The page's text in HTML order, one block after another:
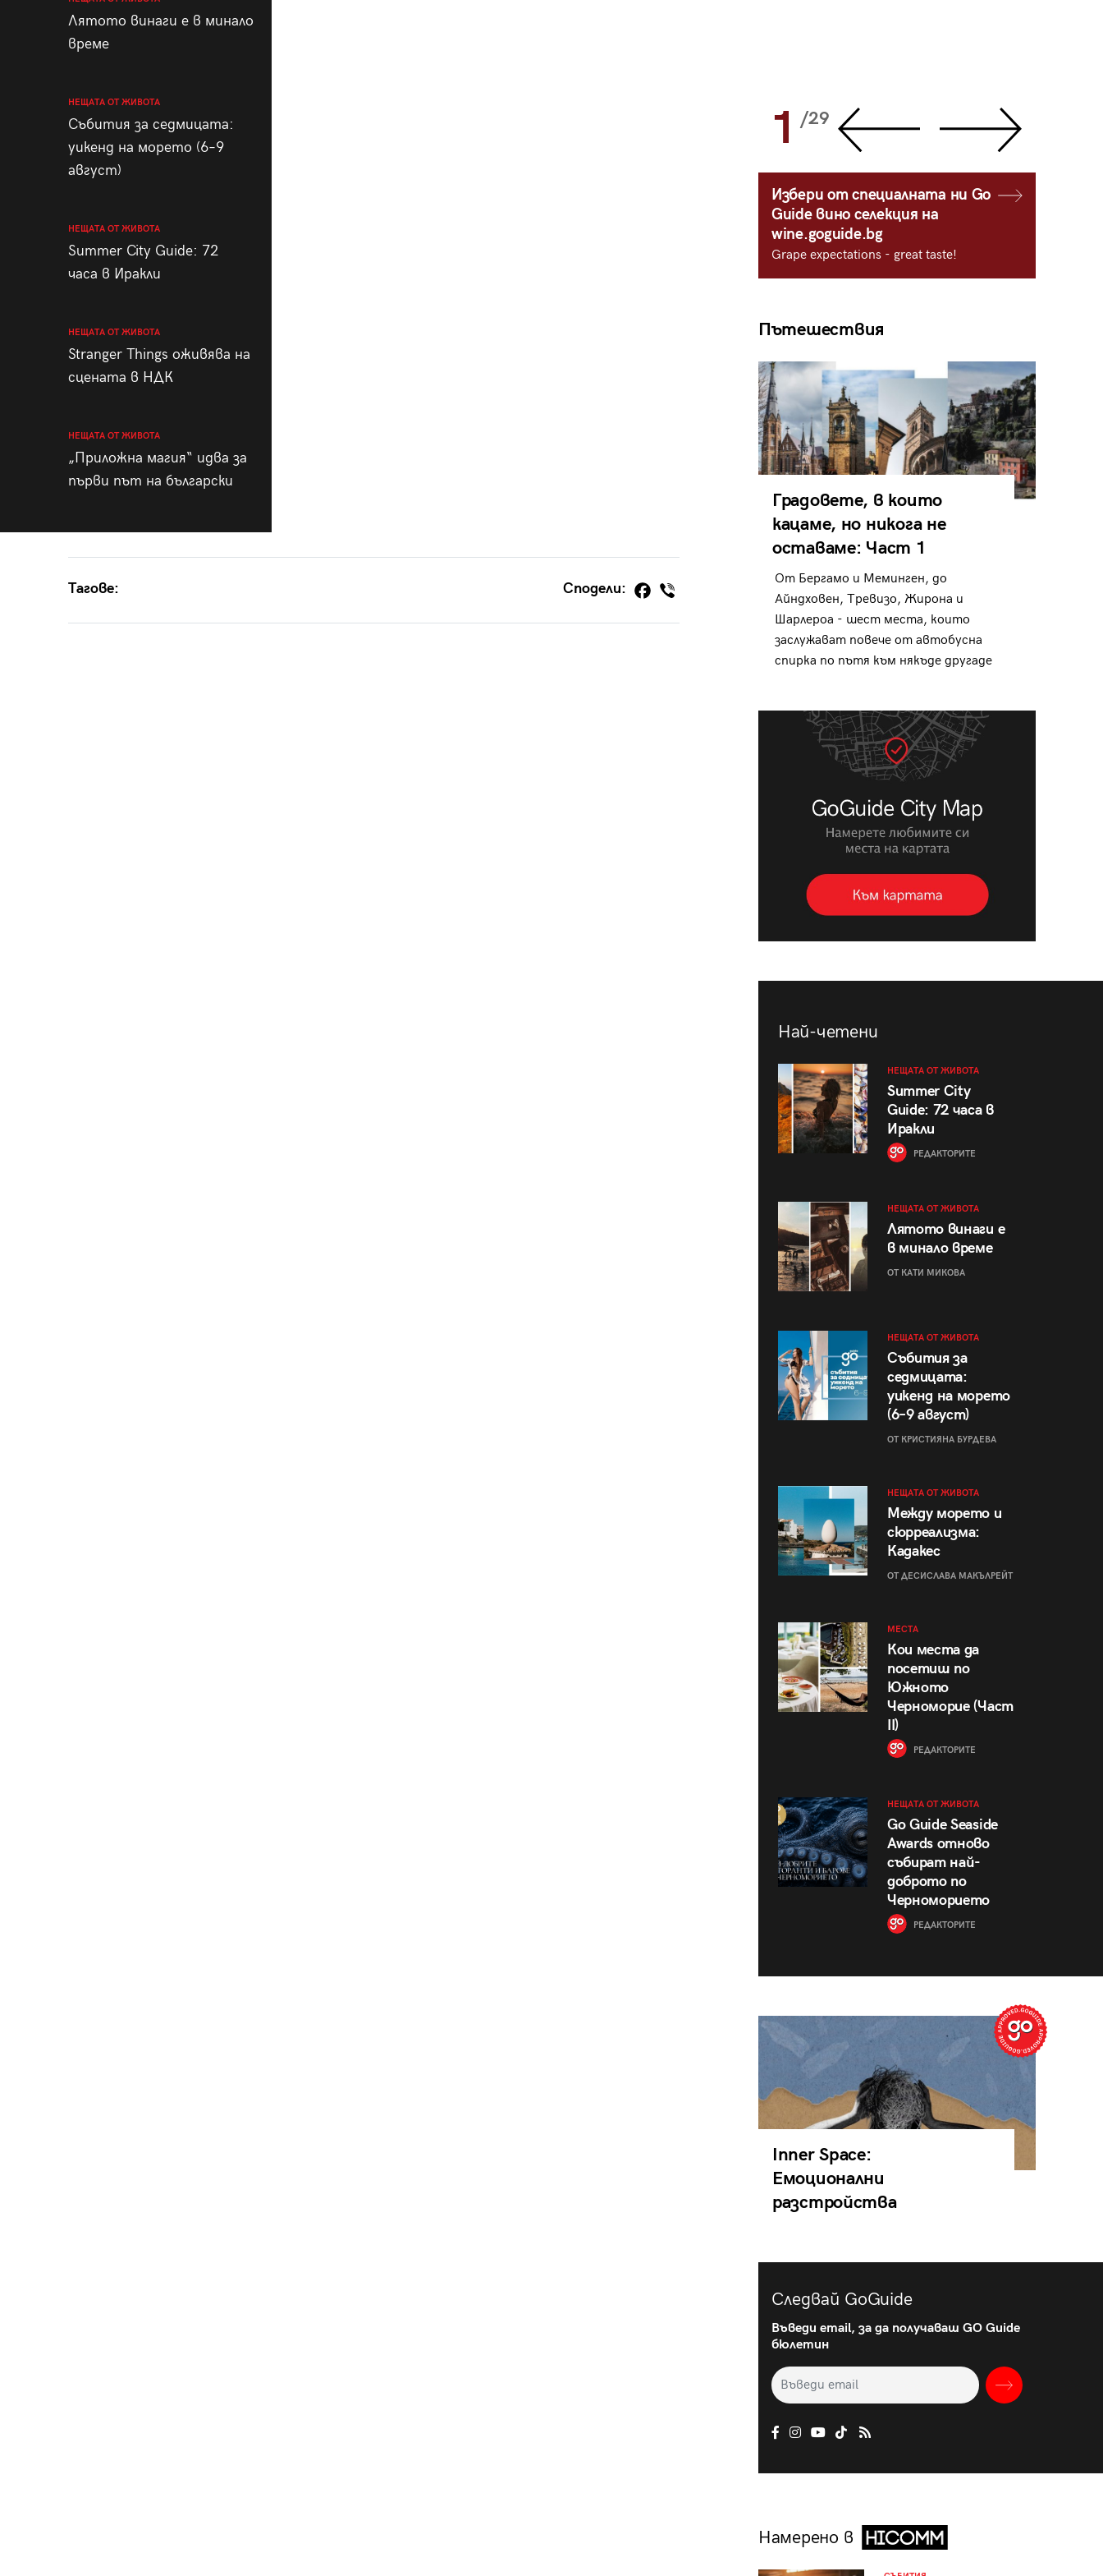
Лятото винаги е в минало
време
НЕЩАТА ОТ ЖИВОТА
Събития за седмицата:
уикенд на морето (6–9
август)
НЕЩАТА ОТ ЖИВОТА
Summer City Guide: 72
часа в Иракли
НЕЩАТА ОТ ЖИВОТА
Stranger Things оживява на
сцената в НДК
НЕЩАТА ОТ ЖИВОТА
„Приложна магия“ идва за
първи път на български
Тагове: Сподели:
28 1 /29
Избери от специалната ни Go
Guide вино селекция на
wine.goguide.bg
Grape expectations - great taste!
Пътешествия
Градовете, в които
кацаме, но никога не
оставаме: Част 1
От Бергамо и Меминген, до
Айндховен, Тревизо, Жирона и
Шарлероа - шест места, които
заслужават повече от автобусна
спирка по пътя към някъде другаде
Най-четени
НЕЩАТА ОТ ЖИВОТА
Summer City
Guide: 72 часа в
Иракли
РЕДАКТОРИТЕ
НЕЩАТА ОТ ЖИВОТА
Лятото винаги е
в минало време
ОТ КАТИ МИКОВА
НЕЩАТА ОТ ЖИВОТА
Събития за
седмицата:
уикенд на морето
(6–9 август)
ОТ КРИСТИЯНА БУРДЕВА
НЕЩАТА ОТ ЖИВОТА
Между морето и
сюрреализма:
Кадакес
ОТ ДЕСИСЛАВА МАКЪЛРЕЙТ
МЕСТА
Кои места да
посетиш по
Южното
Черноморие (Част
II)
РЕДАКТОРИТЕ
НЕЩАТА ОТ ЖИВОТА
Go Guide Seaside
Awards отново
събират най-
доброто по
Черноморието
РЕДАКТОРИТЕ
Inner Space:
Емоционални
разстройства
Следвай GoGuide
Въведи email, за да получаваш GO Guide
бюлетин
Намерено в